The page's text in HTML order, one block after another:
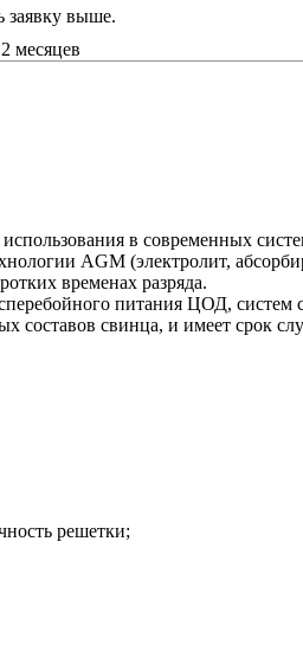
заявку выше.
месяцев
в современных
AGM (электролит,
временах разряда.
питания ЦОД, систем
составов свинца, и имеет срок
решетки;